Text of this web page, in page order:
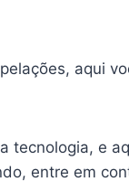
aqui
tecnologia, e
entre em